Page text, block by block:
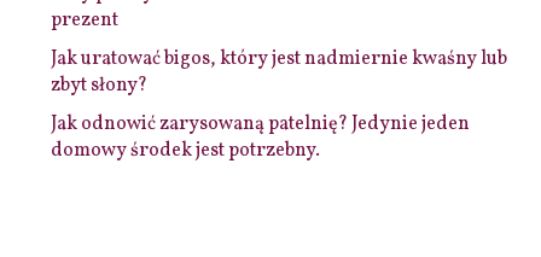
prezent
Jak uratować bigos, który jest nadmiernie kwaśny lub
zbyt słony?
Jak odnowić zarysowaną patelnię? Jedynie jeden
domowy środek jest potrzebny.